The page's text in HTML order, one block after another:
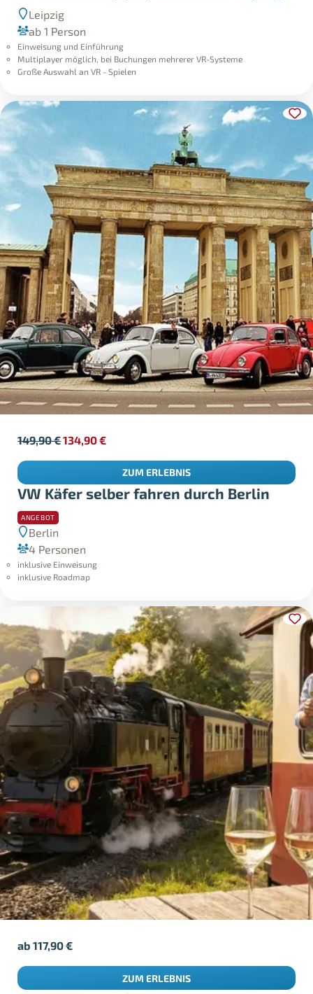
Leipzig
ab 1 Person
Einweisung und Einführung
Multiplayer möglich, bei Buchungen mehrerer VR-Systeme
Große Auswahl an VR - Spielen
VW Käfer selber fahren durch Berlin
ANGEBOT
Berlin
4 Personen
inklusive Einweisung
inklusive Roadmap
149,90€134,90€
ZUM ERLEBNIS
ab117,90€
ZUM ERLEBNIS